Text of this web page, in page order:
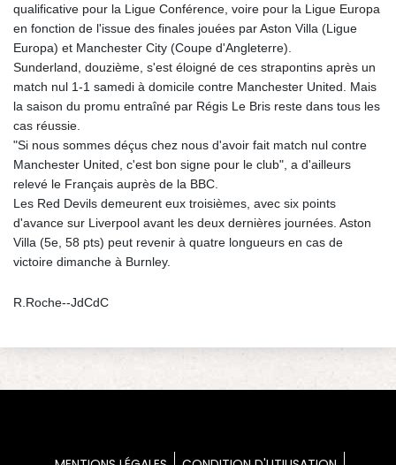
qualificative pour la Ligue Conférence, voire pour la Ligue Europa
en fonction de l'issue des finales jouées par Aston Villa (Ligue
Europa) et Manchester City (Coupe d'Angleterre).
Sunderland, douzième, s'est éloigné de ces strapontins après un
match nul 1-1 samedi à domicile contre Manchester United. Mais
la saison du promu entraîné par Régis Le Bris reste dans tous les
cas réussie.
"Si nous sommes déçus chez nous d'avoir fait match nul contre
Manchester United, c'est bon signe pour le club", a d'ailleurs
relevé le Français auprès de la BBC.
Les Red Devils demeurent eux troisièmes, avec six points
d'avance sur Liverpool avant les deux dernières journées. Aston
Villa (5e, 58 pts) peut revenir à quatre longueurs en cas de
victoire dimanche à Burnley.
R.Roche--JdCdC